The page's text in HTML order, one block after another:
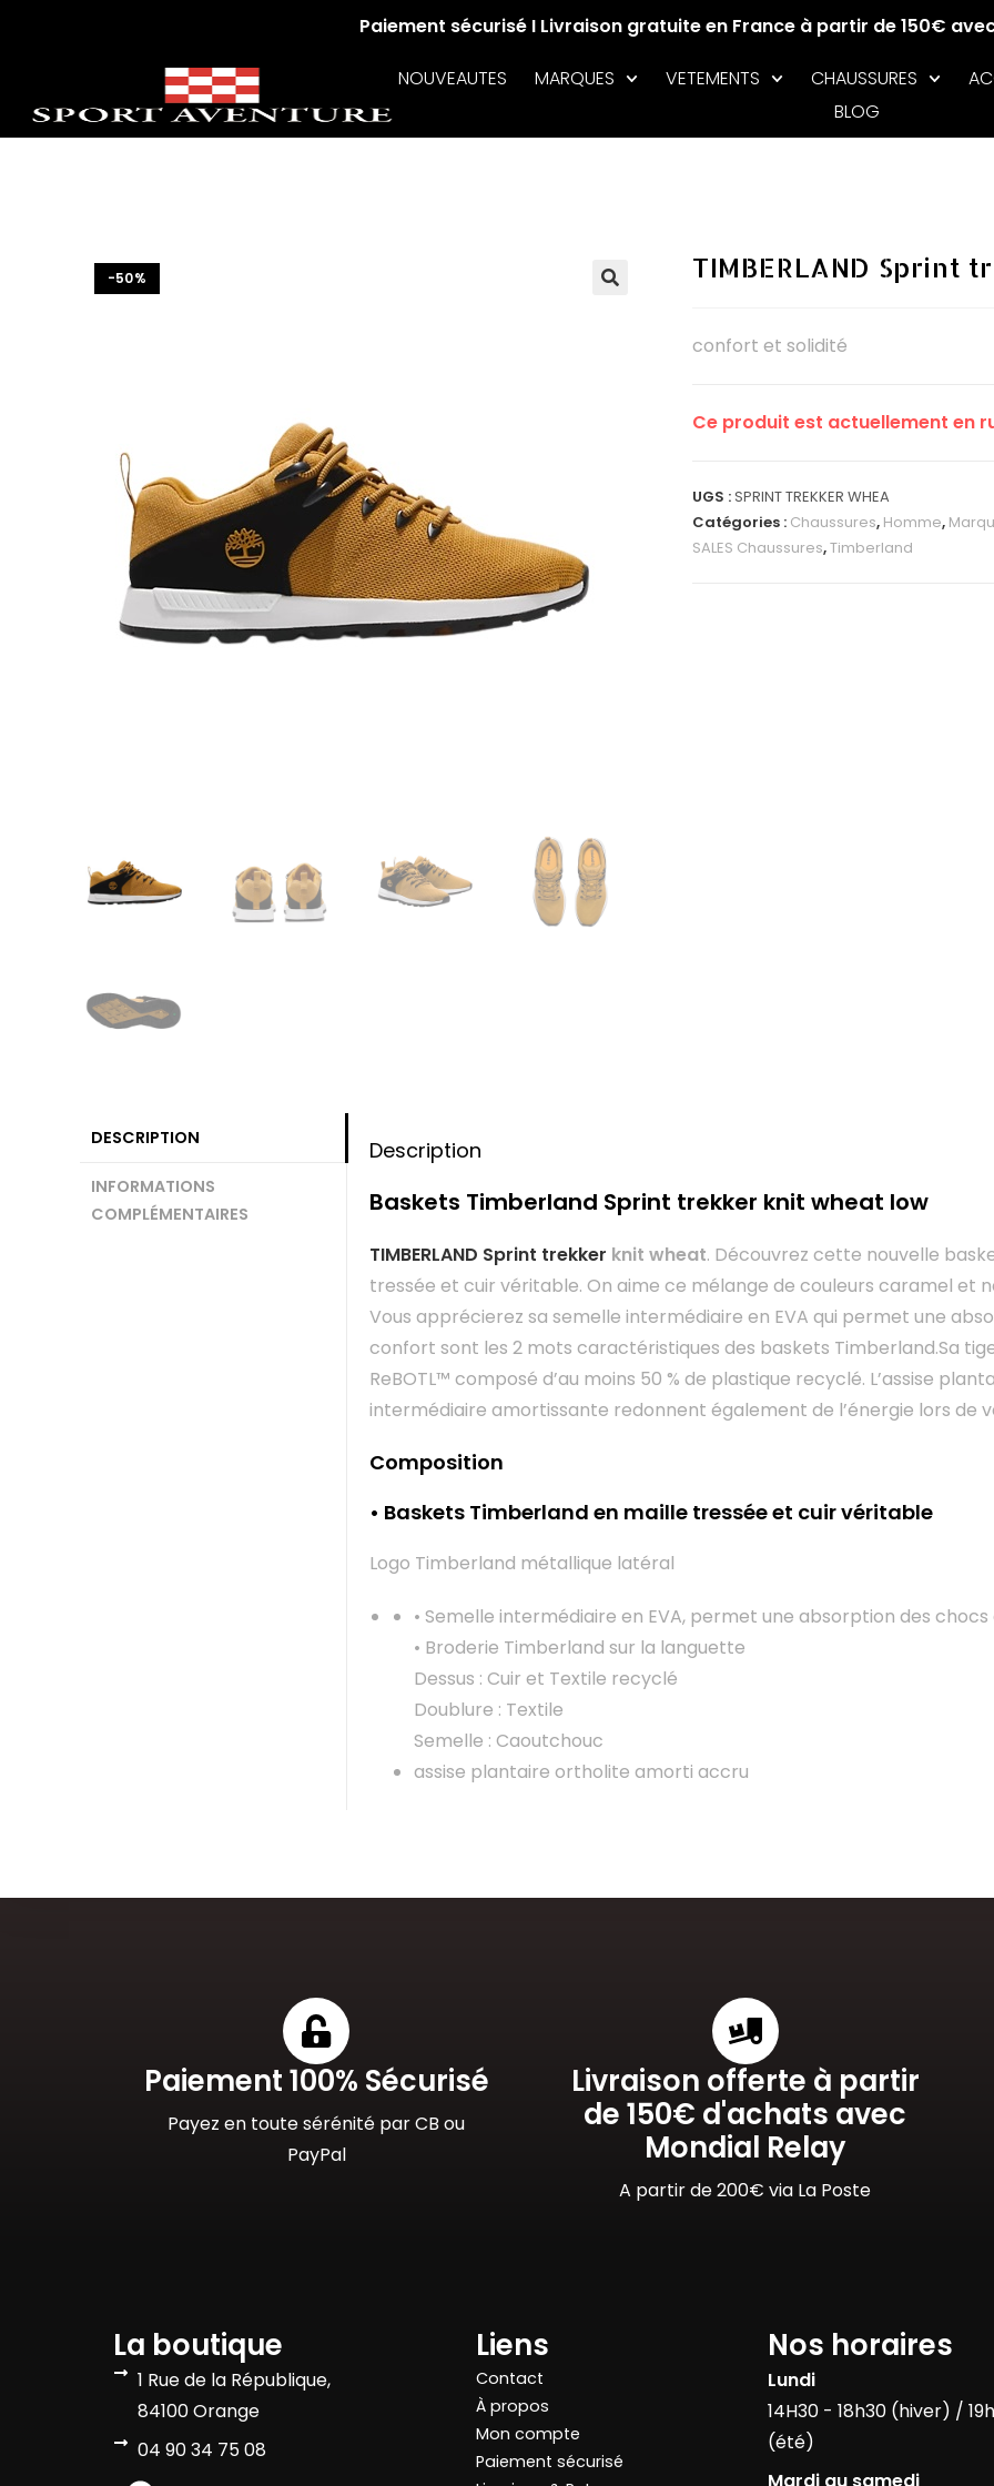
Paiement sécurisé I Livraison gratuite en France à partir de 150€
NOUVEAUTES MARQUES VETEMENTS CHAUSSURES
BLOG
-50% TIMBERLAND Sprint
confort et solidité
Ce produit est actuellement en
UGS :SPRINT TREKKER WHEA
Catégories : Chaussures, Homme,
SALES Chaussures,Timberland
DESCRIPTION
INFORMATIONS
COMPLÉMENTAIRES
Description
Baskets Timberland Sprint trekker knit wheat low
TIMBERLAND Sprint trekker knit wheat. Découvrez cette nouvelle
tressée et cuir véritable. On aime ce mélange de couleurs caramel et
Vous apprécierez sa semelle intermédiaire en EVA qui permet une
confort sont les 2 mots caractéristiques des baskets Timberland.Sa
ReBOTL™ composé d’au moins 50 % de plastique recyclé. L’assise
intermédiaire amortissante redonnent également de l’énergie lors de
Composition
• Baskets Timberland en maille tressée et cuir véritable
Logo Timberland métallique latéral
• Semelle intermédiaire en EVA, permet une absorption des
• Broderie Timberland sur la languette
Dessus : Cuir et Textile recyclé
Doublure : Textile
Semelle : Caoutchouc
assise plantaire ortholite amorti accru
Paiement 100% Sécurisé
Payez en toute sérénité par CB ou
PayPal
Livraison offerte à partir
de 150€ d'achats avec
Mondial Relay
A partir de 200€ via La Poste
La boutique
1 Rue de la République,
84100 Orange
04 90 34 75 08
Liens
Contact
À propos
Mon compte
Paiement sécurisé
Nos horaires
Lundi
14H30 - 18h30 (hiver) / 19h
(été)